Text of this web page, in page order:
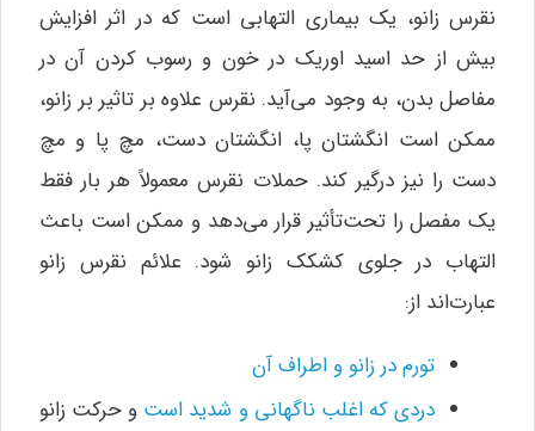
نقرس زانو، یک بیماری التهابی است که در اثر افزایش
بیش از حد اسید اوریک در خون و رسوب کردن آن در
مفاصل بدن، به وجود می‌آید. نقرس علاوه بر تاثیر بر زانو،
ممکن است انگشتان پا، انگشتان دست، مچ پا و مچ
دست را نیز درگیر کند. حملات نقرس معمولاً هر بار فقط
یک مفصل را تحت‌تأثیر قرار می‌دهد و ممکن است باعث
التهاب در جلوی کشکک زانو شود. علائم نقرس زانو
عبارت‌اند از:
تورم در زانو و اطراف آن
دردی که اغلب ناگهانی و شدید است و حرکت زانو